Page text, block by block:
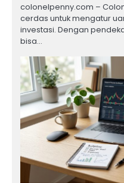
colonelpenny.com –
cerdas untuk mengatur
investasi. Dengan
bisa…